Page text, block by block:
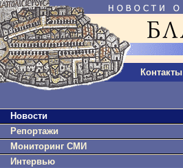
Контакты
Новости
Репортажи
Мониторинг СМИ
Интервью